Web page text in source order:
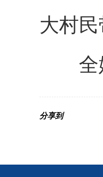
大村
全媒
分享到